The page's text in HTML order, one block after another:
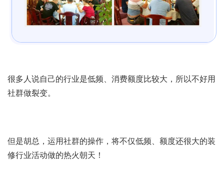
很多人说自己的行业是低频、消费额度比较大，所以不好用
社群做裂变。
但是胡总，运用社群的操作，将不仅低频、额度还很大的装
修行业活动做的热火朝天！